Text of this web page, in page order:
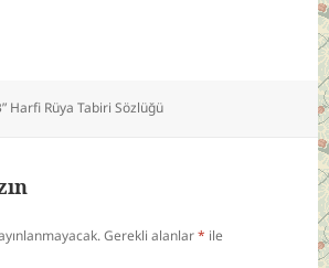
Harfi Rüya Tabiri Sözlüğü
Gerekli alanlar* ile